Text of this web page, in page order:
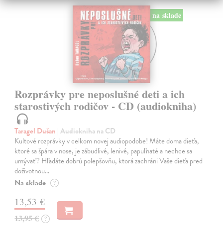
na sklade
Rozprávky pre neposlušné deti a ich
starostivých rodičov - CD (audiokniha)
Taragel Dušan | Audiokniha na CD
Kultové rozprávky v celkom novej audiopodobe! Máte doma dieťa,
ktoré sa špára v nose, je zábudlivé, lenivé, papuľnaté a nechce sa
umývať? Hľadáte dobrú polepšovňu, ktorá zachráni Vaše dieťa pred
doživotnou…
Na sklade ?
13,53 €
13,95 € ?